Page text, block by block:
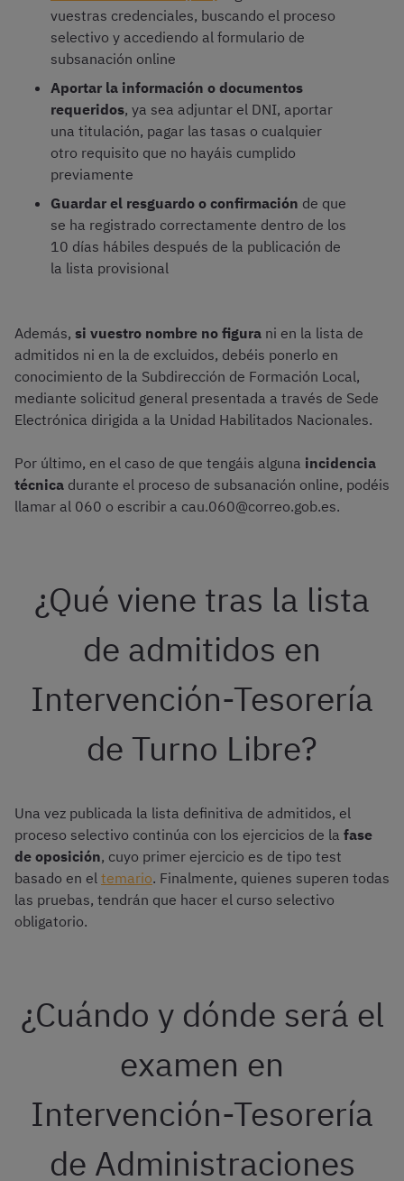
vuestras credenciales, buscando el proceso
selectivo y accediendo al formulario de
subsanación online
Aportar la información o documentos
requeridos, ya sea adjuntar el DNI, aportar
una titulación, pagar las tasas o cualquier
otro requisito que no hayáis cumplido
previamente
Guardar el resguardo o confirmación de que
se ha registrado correctamente dentro de los
10 días hábiles después de la publicación de
la lista provisional
Además, si vuestro nombre no figura ni en la lista de
admitidos ni en la de excluidos, debéis ponerlo en
conocimiento de la Subdirección de Formación Local,
mediante solicitud general presentada a través de Sede
Electrónica dirigida a la Unidad Habilitados Nacionales.
Por último, en el caso de que tengáis alguna incidencia
técnica durante el proceso de subsanación online, podéis
llamar al 060 o escribir a cau.060@correo.gob.es.
¿Qué viene tras la lista
de admitidos en
Intervención-Tesorería
de Turno Libre?
Una vez publicada la lista definitiva de admitidos, el
proceso selectivo continúa con los ejercicios de la fase
de oposición, cuyo primer ejercicio es de tipo test
basado en el temario. Finalmente, quienes superen todas
las pruebas, tendrán que hacer el curso selectivo
obligatorio.
¿Cuándo y dónde será el
examen en
Intervención-Tesorería
de Administraciones